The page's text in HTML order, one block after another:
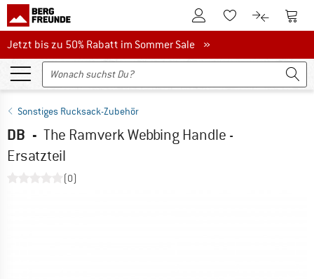
Zum KundenkontoZum Merkzettel.
Zum Zum
Jetzt bis zu 50% Rabatt im Sommer Sale
Jetzt bis zu 50% Rabatt im Sommer Sale »
Sonstiges Rucksack-Zubehör
DB - The Ramverk Webbing Handle -
Ersatzteil
(0)